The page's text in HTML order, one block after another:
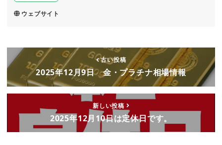
ウェブサイト
古い投稿
2025年12月9日 金・プラチナ相場情報
新しい投稿
2025年12月10日は定休日です。